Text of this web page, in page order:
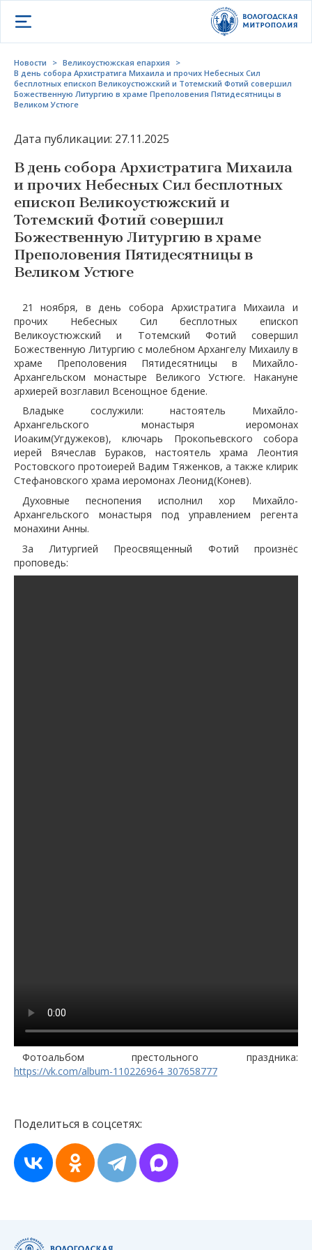
Открыть меню
Новости > Великоустюжская епархия
>
В день собора Архистратига Михаила и прочих Небесных Сил
бесплотных епископ Великоустюжский и Тотемский Фотий совершил
Божественную Литургию в храме Преполовения Пятидесятницы в
Великом Устюге
Дата публикации: 27.11.2025
В день собора Архистратига Михаила
и прочих Небесных Сил бесплотных
епископ Великоустюжский и
Тотемский Фотий совершил
Божественную Литургию в храме
Преполовения Пятидесятницы в
Великом Устюге
21 ноября, в день собора Архистратига Михаила и
прочих Небесных Сил бесплотных епископ
Великоустюжский и Тотемский Фотий совершил
Божественную Литургию с молебном Архангелу Михаилу в
храме Преполовения Пятидесятницы в Михайло-
Архангельском монастыре Великого Устюге. Накануне
архиерей возглавил Всенощное бдение.
Владыке сослужили: настоятель Михайло-
Архангельского монастыря иеромонах
Иоаким(Угдужеков), ключарь Прокопьевского собора
иерей Вячеслав Бураков, настоятель храма Леонтия
Ростовского протоиерей Вадим Тяженков, а также клирик
Стефановского храма иеромонах Леонид(Конев).
Духовные песнопения исполнил хор Михайло-
Архангельского монастыря под управлением регента
монахини Анны.
За Литургией Преосвященный Фотий произнёс
проповедь:
Фотоальбом престольного праздника:
https://vk.com/album-110226964_307658777
Поделиться в соцсетях: